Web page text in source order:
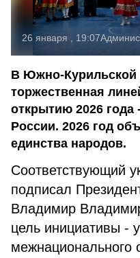
26 января , 19:07
В Южно-Курильской
торжественная
открытию 2026 года
России. 2026 год
единства народов.
Соответствующий
подписал
Владимир
цель инициативы -
межнационального